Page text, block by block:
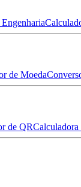
de Moeda
de QRCalculadora